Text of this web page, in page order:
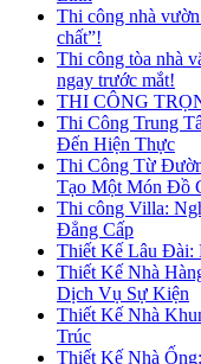
Thi công nhà
chất”!
Thi công tòa nhà
ngay trước mắt!
THI CÔNG
Thi Công Trung
Đến Hiện Thực
Thi Công Từ
Tạo Một Món Đồ
Thi công Villa:
Đẳng Cấp
Thiết Kế Lâu Đài:
Thiết Kế Nhà
Dịch Vụ Sự Kiện
Thiết Kế Nhà
Trúc
Thiết Kế Nhà